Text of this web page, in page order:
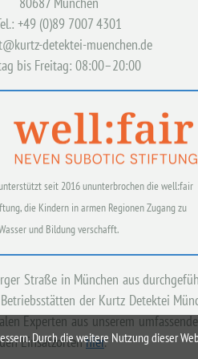
+49 (0)89 7007 4301
detektei-muenchen.de
bis Freitag: 08:00–20:00
seit 2016 ununterbrochen die well:fair
die Kindern in armen Regionen Zugang zu
und Bildung verschafft.
Straße in München aus
der Kurtz Detektei
Experten aus unserem
Einsatzortenhier.
Durch die weitere Nutzung dieser